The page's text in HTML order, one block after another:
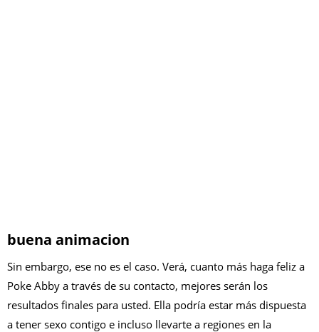
buena animacion
Sin embargo, ese no es el caso. Verá, cuanto más haga feliz a
Poke Abby a través de su contacto, mejores serán los
resultados finales para usted. Ella podría estar más dispuesta
a tener sexo contigo e incluso llevarte a regiones en la